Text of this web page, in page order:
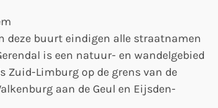
deze buurt eindigen alle straatnamen
is een natuur- en wandelgebied
Zuid-Limburg op de grens van de
aan de Geul en Eijsden-